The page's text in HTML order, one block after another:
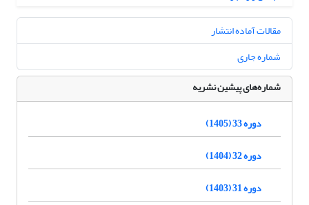
مقالات آماده انتشار
شماره جاری
شماره‌های پیشین نشریه
دوره 33 (1405)
دوره 32 (1404)
دوره 31 (1403)